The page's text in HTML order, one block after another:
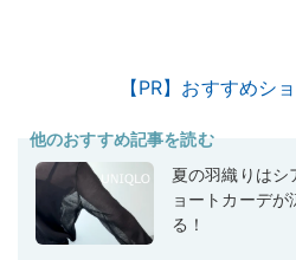
【PR】おすすめシ
他のおすすめ記事を読む
夏の羽織りは
ョートカーデが
る！